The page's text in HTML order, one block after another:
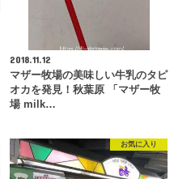
2018.11.12
マザー牧場の美味しい牛乳のタピ
オカを発見！秋葉原 「マザー牧
場 milk…
お気に入り